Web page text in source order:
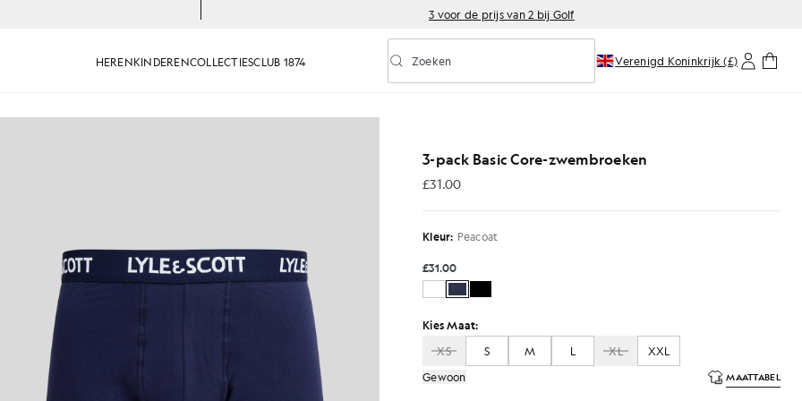
3 voor de prijs van 2 bij Golf
HERENKINDERENCOLLECTIESCLUB 1874 Voorspellend zoeken in- of uitschakelen
Zoeken Verenigd Koninkrijk (£)
3-pack Basic Core-zwembroeken
£31.00
£31.00
Kleur: Peacoat
£31.00
Kies Maat:
XS
S M L XL
XXL
Gewoon
MAATTABEL